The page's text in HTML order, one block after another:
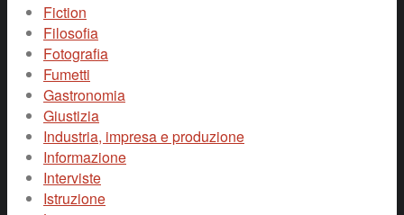
Fiction
Filosofia
Fotografia
Fumetti
Gastronomia
Giustizia
Industria, impresa e produzione
Informazione
Interviste
Istruzione